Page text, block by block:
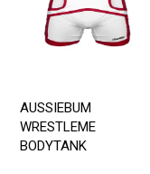
AUSSIEBUM
WRESTLEME
BODYTANK